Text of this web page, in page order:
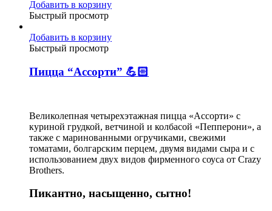
Добавить в корзину
Быстрый просмотр
Добавить в корзину
Быстрый просмотр
Пицца “Ассорти” 💪🏻
Великолепная четырехэтажная пицца «Ассорти» с
куриной грудкой, ветчиной и колбасой «Пепперони», а
также с маринованными огручиками, свежими
томатами, болгарским перцем, двумя видами сыра и с
использованием двух видов фирменного соуса от Crazy
Brothers.
Пикантно, насыщенно, сытно!